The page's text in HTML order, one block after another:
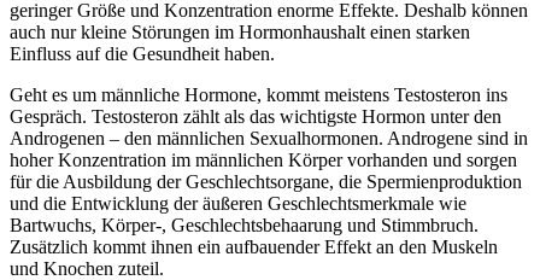
geringer Größe und Konzentration enorme Effekte. Deshalb können
auch nur kleine Störungen im Hormonhaushalt einen starken
Einfluss auf die Gesundheit haben.
Geht es um männliche Hormone, kommt meistens Testosteron ins
Gespräch. Testosteron zählt als das wichtigste Hormon unter den
Androgenen – den männlichen Sexualhormonen. Androgene sind in
hoher Konzentration im männlichen Körper vorhanden und sorgen
für die Ausbildung der Geschlechtsorgane, die Spermienproduktion
und die Entwicklung der äußeren Geschlechtsmerkmale wie
Bartwuchs, Körper-, Geschlechtsbehaarung und Stimmbruch.
Zusätzlich kommt ihnen ein aufbauender Effekt an den Muskeln
und Knochen zuteil.